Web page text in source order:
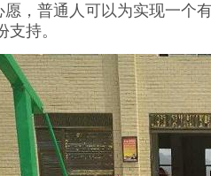
，普通人可以为实现一个
持。